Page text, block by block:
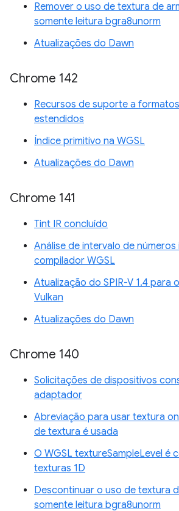
Remover o uso de textura de
somente leitura bgra8unorm
Atualizações do Dawn
Chrome 142
Recursos de suporte a
estendidos
Índice primitivo na WGSL
Atualizações do Dawn
Chrome 141
Tint IR concluído
Análise de intervalo de
compilador WGSL
Atualização do SPIR-V 1.4 para
Vulkan
Atualizações do Dawn
Chrome 140
Solicitações de dispositivos
adaptador
Abreviação para usar textura
de textura é usada
O WGSL textureSampleLevel é
texturas 1D
Descontinuar o uso de textura
somente leitura bgra8unorm